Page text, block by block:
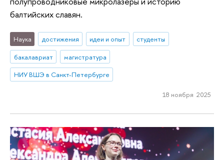
балтийских славян.
Наука достижения идеи и опыт
студенты
бакалавриат
магистратура
НИУ ВШЭ в Санкт-Петербурге
18 ноября 2025